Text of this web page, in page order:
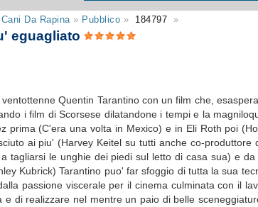
Da Rapina» Pubblico » 184797 »
eguagliato
Quentin Tarantino con un film che,
i film di Scorsese dilatandone i tempi e la
prima (C'era una volta in Mexico) e in Eli Roth poi
ai piu' (Harvey Keitel su tutti anche co-
tagliarsi le unghie dei piedi sul letto di casa sua) e
Kubrick) Tarantino puo' far sfoggio di tutta la sua
passione viscerale per il cinema culminata con il
di realizzare nel mentre un paio di belle